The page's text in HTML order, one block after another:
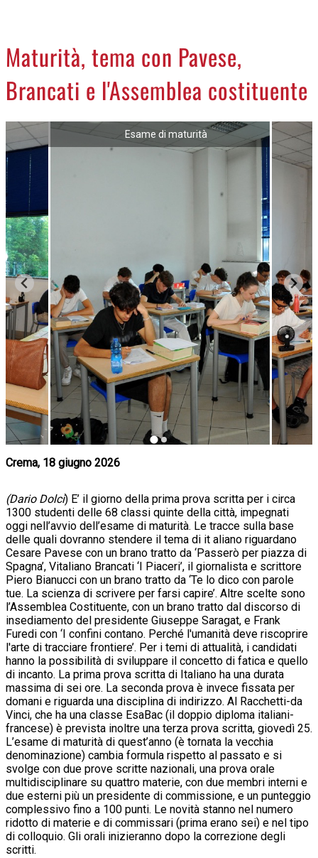
LA PIAZZA
ANIMALI
Maturità, tema con Pavese,
Brancati e l'Assemblea costituente
Esame di maturità
Crema, 18 giugno 2026
(Dario Dolci) E’ il giorno della prima prova scritta per i circa
1300 studenti delle 68 classi quinte della città, impegnati
oggi nell’avvio dell’esame di maturità. Le tracce sulla base
delle quali dovranno stendere il tema di it aliano riguardano
Cesare Pavese con un brano tratto da ‘Passerò per piazza di
Spagna’, Vitaliano Brancati ‘I Piaceri’, il giornalista e scrittore
Piero Bianucci con un brano tratto da ‘Te lo dico con parole
tue. La scienza di scrivere per farsi capire’. Altre scelte sono
l’Assemblea Costituente, con un brano tratto dal discorso di
insediamento del presidente Giuseppe Saragat, e Frank
Furedi con ‘I confini contano. Perché l'umanità deve riscoprire
l'arte di tracciare frontiere’. Per i temi di attualità, i candidati
hanno la possibilità di sviluppare il concetto di fatica e quello
di incanto. La prima prova scritta di Italiano ha una durata
massima di sei ore. La seconda prova è invece fissata per
domani e riguarda una disciplina di indirizzo. Al Racchetti-da
Vinci, che ha una classe EsaBac (il doppio diploma italiani-
francese) è prevista inoltre una terza prova scritta, giovedì 25.
L’esame di maturità di quest’anno (è tornata la vecchia
denominazione) cambia formula rispetto al passato e si
svolge con due prove scritte nazionali, una prova orale
multidisciplinare su quattro materie, con due membri interni e
due esterni più un presidente di commissione, e un punteggio
complessivo fino a 100 punti. Le novità stanno nel numero
ridotto di materie e di commissari (prima erano sei) e nel tipo
di colloquio. Gli orali inizieranno dopo la correzione degli
scritti.